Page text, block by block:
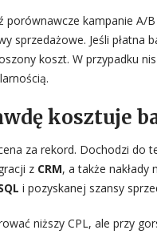
porównawcze kampanie A/
Jeśli płatna
koszt. W przypadku
kosztuje
za rekord. Dochodzi do
z CRM, a także nakłady
i pozyskanej szansy
niższy CPL, ale przy